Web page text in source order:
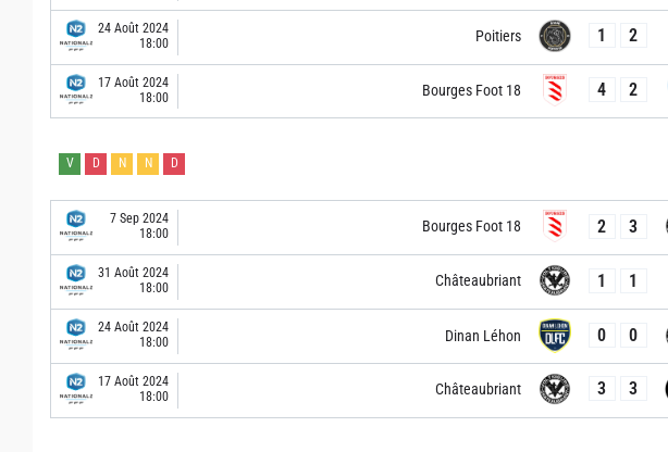
24 Août 2024
18:00
Poitiers 1 2
17 Août 2024
18:00
Bourges Foot 18 4 2
V D N N D
7 Sep 2024
18:00
Bourges Foot 18 2 3
31 Août 2024
18:00
Châteaubriant 1 1
24 Août 2024
18:00
Dinan Léhon 0 0
17 Août 2024
18:00
Châteaubriant 3 3